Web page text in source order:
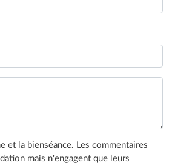
et la bienséance. Les commentaires
mais n'engagent que leurs